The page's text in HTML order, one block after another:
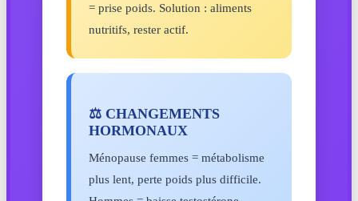
= prise poids. Solution : aliments
nutritifs, rester actif.
⚖️ CHANGEMENTS
HORMONAUX
Ménopause femmes = métabolisme
plus lent, perte poids plus difficile.